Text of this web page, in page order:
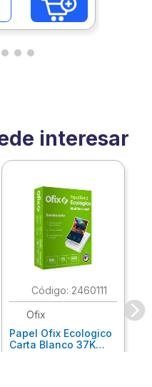
interesar
: 2460111
Ofix
Papel Ofix Ecologico
Carta Blanco 37K